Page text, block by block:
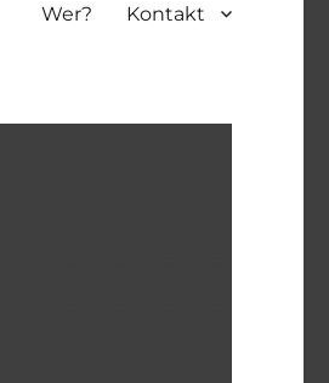
Wer? Kontakt